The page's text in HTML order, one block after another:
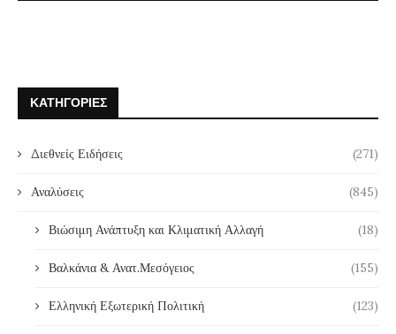
ΚΑΤΗΓΟΡΊΕΣ
Διεθνείς Ειδήσεις (271)
Αναλύσεις (845)
Βιώσιμη Ανάπτυξη και Κλιματική Αλλαγή (18)
Βαλκάνια & Ανατ.Μεσόγειος (155)
Ελληνική Εξωτερική Πολιτική (123)